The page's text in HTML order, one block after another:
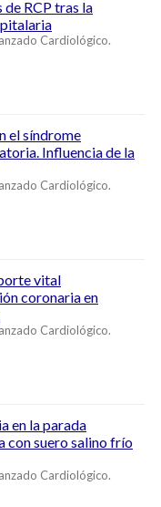
RCP tras la
Cardiológico.
el síndrome
Influencia de la
Cardiológico.
vital
coronaria en
Cardiológico.
en la parada
con suero salino frío
Cardiológico.